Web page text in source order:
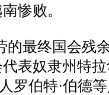
惨败。
的最终国会残
表奴隶州特
罗伯特·伯德